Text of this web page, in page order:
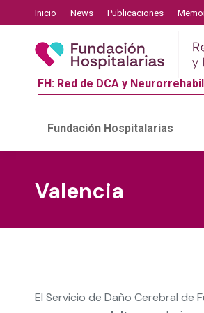
Inicio News Publicaciones
FH: Red de DCA y
Fundación Hospitalarias
Valencia
El Servicio de Daño Cerebral de